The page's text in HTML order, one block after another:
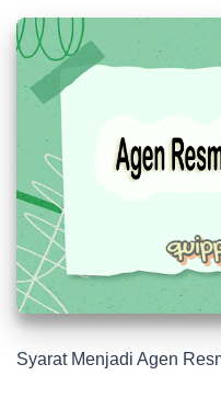
Syarat Menjadi Agen